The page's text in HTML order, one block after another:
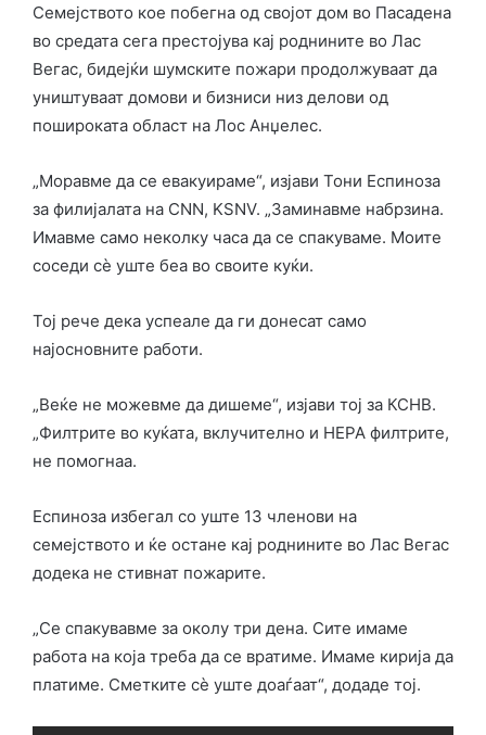
Семејството кое побегна од својот дом во Пасадена
во средата сега престојува кај роднините во Лас
Вегас, бидејќи шумските пожари продолжуваат да
уништуваат домови и бизниси низ делови од
пошироката област на Лос Анџелес.
„Моравме да се евакуираме“, изјави Тони Еспиноза
за филијалата на CNN, KSNV. „Заминавме набрзина.
Имавме само неколку часа да се спакуваме. Моите
соседи сè уште беа во своите куќи.
Тој рече дека успеале да ги донесат само
најосновните работи.
„Веќе не можевме да дишеме“, изјави тој за КСНВ.
„Филтрите во куќата, вклучително и HEPA филтрите,
не помогнаа.
Еспиноза избегал со уште 13 членови на
семејството и ќе остане кај роднините во Лас Вегас
додека не стивнат пожарите.
„Се спакувавме за околу три дена. Сите имаме
работа на која треба да се вратиме. Имаме кирија да
платиме. Сметките сè уште доаѓаат“, додаде тој.